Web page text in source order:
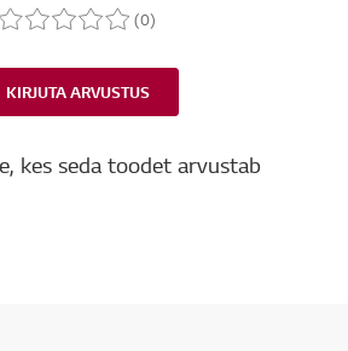
(0)
KIRJUTA ARVUSTUS
kes seda toodet arvustab